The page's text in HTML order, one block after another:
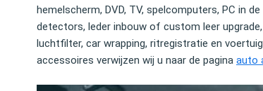
hemelscherm, DVD, TV, spelcomputers, PC in
detectors, leder inbouw of custom leer
luchtfilter, car wrapping, ritregistratie en
accessoires verwijzen wij u naar de pagina auto
en uitstekend, tegen een hele
netjes geregeld, hassle free, geen
heel betrouwbaar.
Vanwege het
besparen was de
mijn Audi Q7 vrij
kunnen aanraden.